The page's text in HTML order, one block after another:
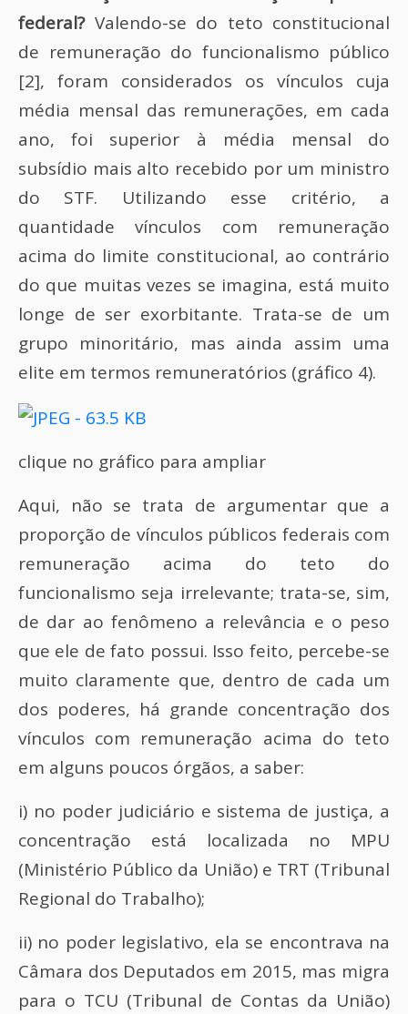
federal?Valendo-se do teto constitucional
de remuneração do funcionalismo público
[2], foram considerados os vínculos cuja
média mensal das remunerações, em cada
ano, foi superior à média mensal do
subsídio mais alto recebido por um ministro
do STF. Utilizando esse critério, a
quantidade vínculos com remuneração
acima do limite constitucional, ao contrário
do que muitas vezes se imagina, está muito
longe de ser exorbitante. Trata-se de um
grupo minoritário, mas ainda assim uma
elite em termos remuneratórios (gráfico 4).
clique no gráfico para ampliar
Aqui, não se trata de argumentar que a
proporção de vínculos públicos federais com
remuneração acima do teto do
funcionalismo seja irrelevante; trata-se, sim,
de dar ao fenômeno a relevância e o peso
que ele de fato possui. Isso feito, percebe-se
muito claramente que, dentro de cada um
dos poderes, há grande concentração dos
vínculos com remuneração acima do teto
em alguns poucos órgãos, a saber:
i) no poder judiciário e sistema de justiça, a
concentração está localizada no MPU
(Ministério Público da União) e TRT (Tribunal
Regional do Trabalho);
ii) no poder legislativo, ela se encontrava na
Câmara dos Deputados em 2015, mas migra
para o TCU (Tribunal de Contas da União)